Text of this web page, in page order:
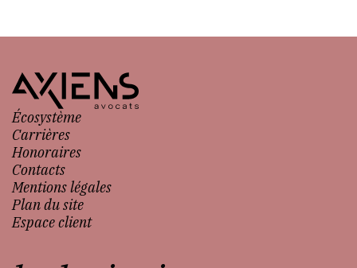
Écosystème
Carrières
Honoraires
Contacts
Mentions légales
Plan du site
Espace client